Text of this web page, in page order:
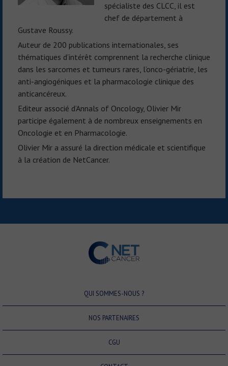
spécialiste des CLCC, il est
chef de département à
Gustave Roussy.
Auteur de 200 publications internationales, ses
thématiques d’intérêt comprennent la recherche clinique
dans les sarcomes et tumeurs rares, l’onco-gériatrie, les
anti-angiogéniques et la pharmacologie clinique des
anticancéreux.
Editeur associé d’Annals of Oncology, Olivier Mir
participe également à de nombreux enseignements en
Oncologie et en Pharmacologie.
Olivier Mir a assuré la direction médicale et scientifique
à la création de NetCancer.
QUI SOMMES-NOUS ?
NOS PARTENAIRES
CGU